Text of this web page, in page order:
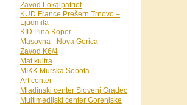
Zavod Lokalpatriot
KUD France Prešern Trnovo –
Ljudmila
KID Pina Koper
Masovna - Nova Gorica
Zavod K6/4
Mat kultra
MIKK Murska Sobota
Art center
Mladinski center Slovenj Gradec
Multimedijski center Gorenjske